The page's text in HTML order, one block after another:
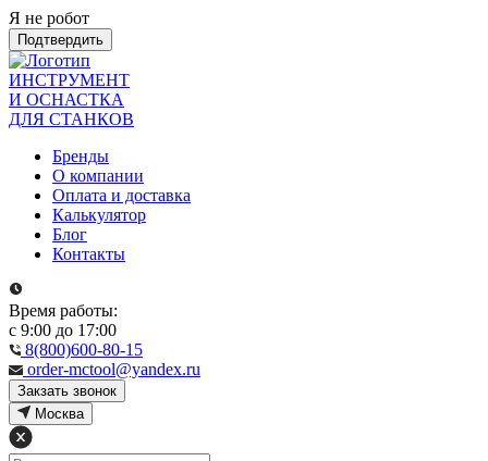
Я не робот
Подтвердить
ИНСТРУМЕНТ
И ОСНАСТКА
ДЛЯ СТАНКОВ
Бренды
О компании
Оплата и доставка
Калькулятор
Блог
Контакты
Время работы:
с 9:00 до 17:00
8(800)600-80-15
order-mctool@yandex.ru
Закзать звонок
Москва